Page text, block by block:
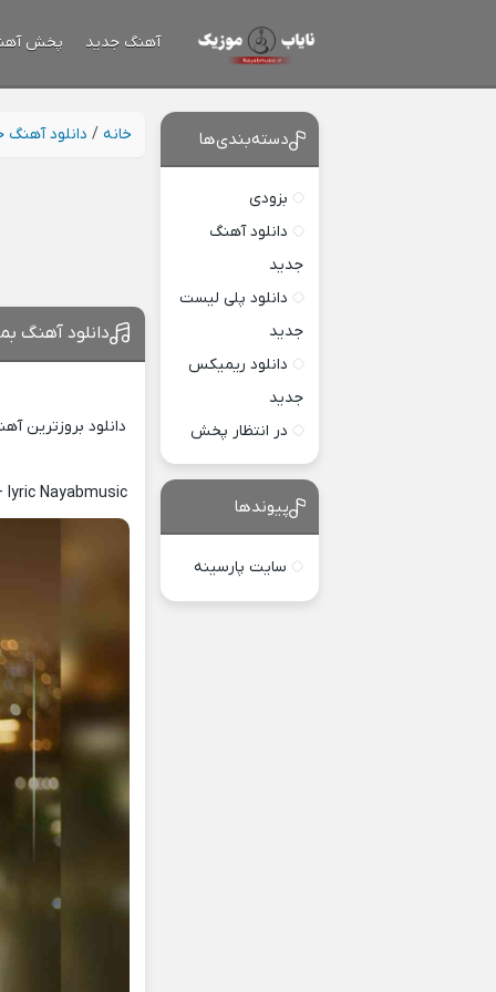
آهنگ جدید پخش
خانه / دانلود آهنگ
دانلود آهنگ
دانلود بروزترین
lyric Nayabmusic
دسته‌بندی‌ها
بزودی
دانلود آهنگ
جدید
دانلود پلی لیست
جدید
دانلود ریمیکس
جدید
در انتظار پخش
پیوندها
سایت پارسینه